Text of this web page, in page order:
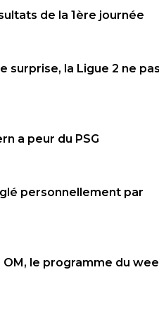
de la 1ère journée
surprise, la Ligue 2 ne
a peur du PSG
personnellement par
OM, le programme du